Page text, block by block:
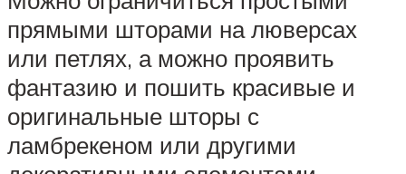
прямыми шторами на люверсах
или петлях, а можно проявить
фантазию и пошить красивые и
оригинальные шторы с
ламбрекеном или другими